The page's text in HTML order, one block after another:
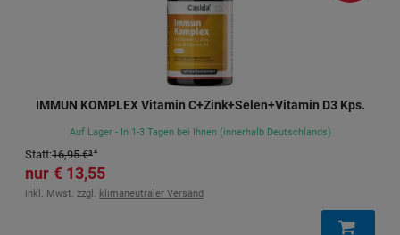
IMMUN KOMPLEX Vitamin C+Zink+Selen+Vitamin D3 Kps.
13,55 €
Statt:16,95 €³
Auf Lager - In 1-3 Tagen bei Ihnen (innerhalb Deutschlands)
inkl. Mwst. zzgl. klimaneutraler Versand